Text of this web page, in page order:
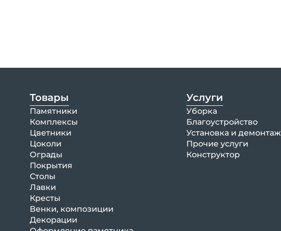
Товары
Памятники
Комплексы
Цветники
Цоколи
Ограды
Покрытия
Столы
Лавки
Кресты
Венки, композиции
Декорации
Услуги
Уборка
Благоустройство
Установка и демонтаж
Прочие услуги
Конструктор